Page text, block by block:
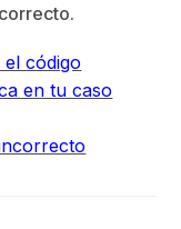
código
en tu caso